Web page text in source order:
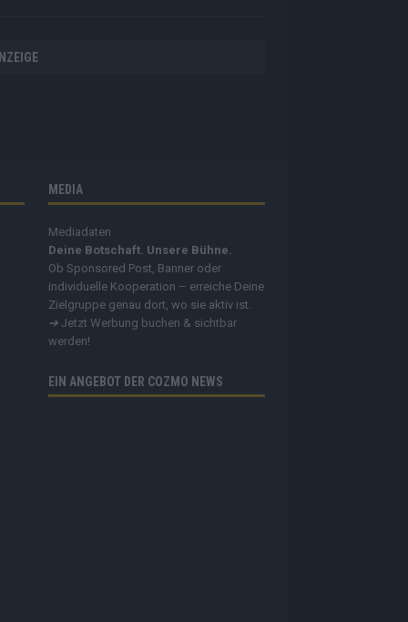
MEDIA
Mediadaten
Deine Botschaft. Unsere Bühne.
Ob Sponsored Post, Banner oder
individuelle Kooperation – erreiche Deine
Zielgruppe genau dort, wo sie aktiv ist.
➔ Jetzt Werbung buchen & sichtbar
werden!
EIN ANGEBOT DER COZMO NEWS